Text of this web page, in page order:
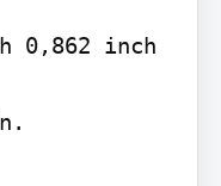
0,862 inch